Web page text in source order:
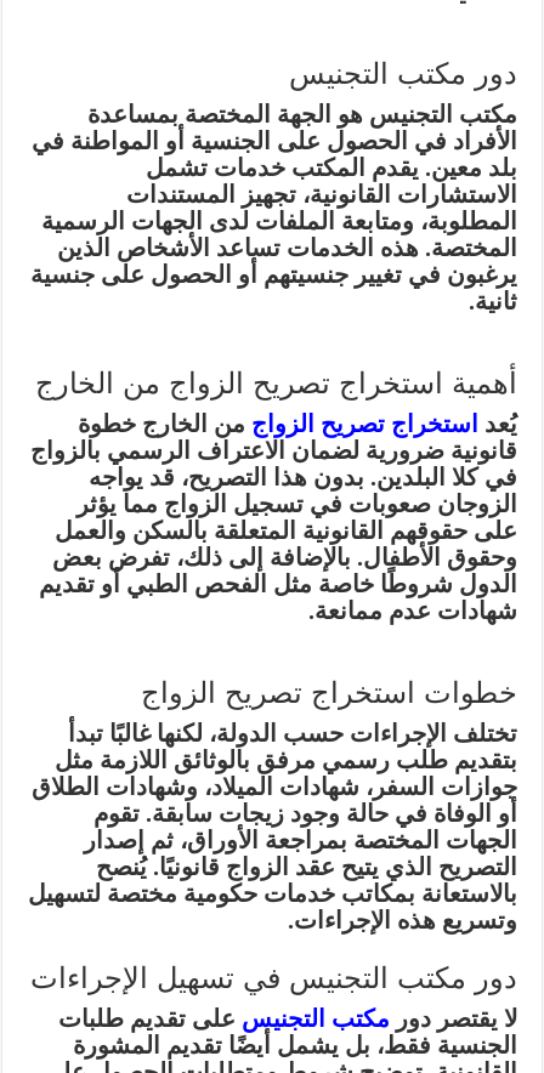
دور مكتب التجنيس
مكتب التجنيس هو الجهة المختصة بمساعدة
الأفراد في الحصول على الجنسية أو المواطنة في
بلد معين. يقدم المكتب خدمات تشمل
الاستشارات القانونية، تجهيز المستندات
المطلوبة، ومتابعة الملفات لدى الجهات الرسمية
المختصة. هذه الخدمات تساعد الأشخاص الذين
يرغبون في تغيير جنسيتهم أو الحصول على جنسية
ثانية.
أهمية استخراج تصريح الزواج من الخارج
يُعد استخراج تصريح الزواج من الخارج خطوة
قانونية ضرورية لضمان الاعتراف الرسمي بالزواج
في كلا البلدين. بدون هذا التصريح، قد يواجه
الزوجان صعوبات في تسجيل الزواج مما يؤثر
على حقوقهم القانونية المتعلقة بالسكن والعمل
وحقوق الأطفال. بالإضافة إلى ذلك، تفرض بعض
الدول شروطًا خاصة مثل الفحص الطبي أو تقديم
شهادات عدم ممانعة.
خطوات استخراج تصريح الزواج
تختلف الإجراءات حسب الدولة، لكنها غالبًا تبدأ
بتقديم طلب رسمي مرفق بالوثائق اللازمة مثل
جوازات السفر، شهادات الميلاد، وشهادات الطلاق
أو الوفاة في حالة وجود زيجات سابقة. تقوم
الجهات المختصة بمراجعة الأوراق، ثم إصدار
التصريح الذي يتيح عقد الزواج قانونيًا. يُنصح
بالاستعانة بمكاتب خدمات حكومية مختصة لتسهيل
وتسريع هذه الإجراءات.
دور مكتب التجنيس في تسهيل الإجراءات
لا يقتصر دور مكتب التجنيس على تقديم طلبات
الجنسية فقط، بل يشمل أيضًا تقديم المشورة